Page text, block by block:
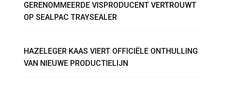
GERENOMMEERDE VISPRODUCENT VERTROUWT
OP SEALPAC TRAYSEALER
HAZELEGER KAAS VIERT OFFICIËLE ONTHULLING
VAN NIEUWE PRODUCTIELIJN